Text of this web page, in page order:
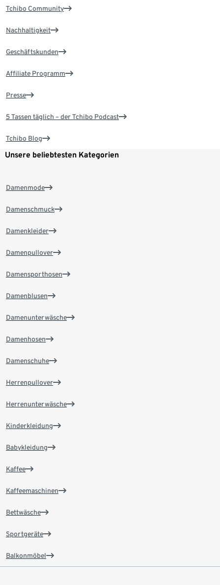
Tchibo Community
Nachhaltigkeit
Geschäftskunden
Affiliate Programm
Presse
5 Tassen täglich – der Tchibo Podcast
Tchibo Blog
Unsere beliebtesten Kategorien
Damenmode
Damenschmuck
Damenkleider
Damenpullover
Damensporthosen
Damenblusen
Damenunterwäsche
Damenhosen
Damenschuhe
Herrenpullover
Herrenunterwäsche
Kinderkleidung
Babykleidung
Kaffee
Kaffeemaschinen
Bettwäsche
Sportgeräte
Balkonmöbel